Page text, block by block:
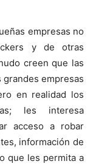
empresas no
y de otras
creen que las
empresas
en realidad los
les interesa
acceso a robar
información de
que les permita a